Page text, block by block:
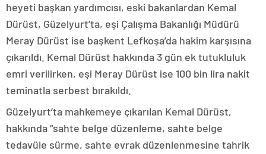
heyeti başkan yardımcısı, eski bakanlardan Kemal
Dürüst, Güzelyurt’ta, eşi Çalışma Bakanlığı Müdürü
Meray Dürüst ise başkent Lefkoşa’da hakim karşısına
çıkarıldı. Kemal Dürüst hakkında 3 gün ek tutukluluk
emri verilirken, eşi Meray Dürüst ise 100 bin lira nakit
teminatla serbest bırakıldı.
Güzelyurt’ta mahkemeye çıkarılan Kemal Dürüst,
hakkında “sahte belge düzenleme, sahte belge
tedavüle sürme, sahte evrak düzenlenmesine tahrik